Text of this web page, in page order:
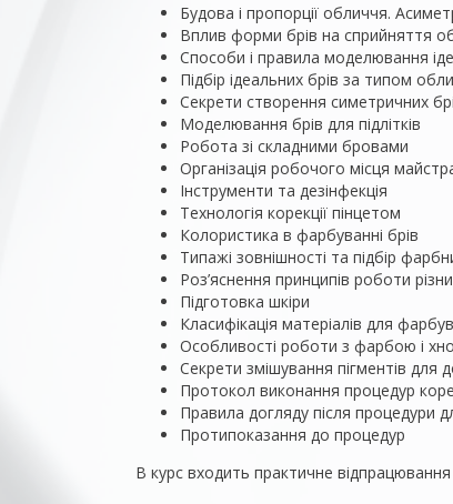
Будова і пропорції обличчя.
Вплив форми брів на сприйняття
Способи і правила моделювання
Підбір ідеальних брів за типом
Секрети створення симетричних
Моделювання брів для підлітків
Робота зі складними бровами
Організація робочого місця
Інструменти та дезінфекція
Технологія корекції пінцетом
Колористика в фарбуванні брів
Типажі зовнішності та підбір
Роз’яснення принципів роботи
Підготовка шкіри
Класифікація матеріалів для
Особливості роботи з фарбою і
Секрети змішування пігментів для
Протокол виконання процедур
Правила догляду після процедури
Протипоказання до процедур
В курс входить практичне